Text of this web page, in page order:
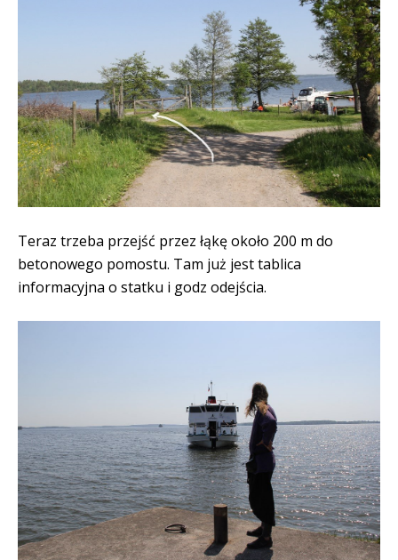
Teraz trzeba przejść przez łąkę około 200 m do
betonowego pomostu. Tam już jest tablica
informacyjna o statku i godz odejścia.